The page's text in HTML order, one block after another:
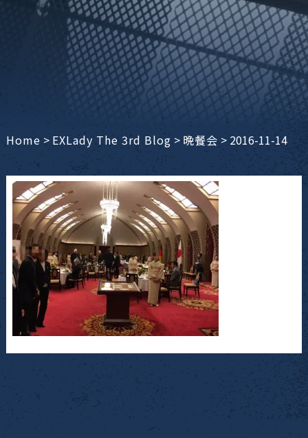
Home > EXLady The 3rd Blog > 晩餐会 > 2016-11-14